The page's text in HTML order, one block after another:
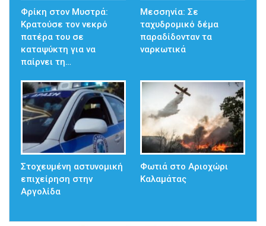
Φρίκη στον Μυστρά:
Κρατούσε τον νεκρό
πατέρα του σε
καταψύκτη για να
παίρνει τη…
Μεσσηνία: Σε
ταχυδρομικό δέμα
παραδίδονταν τα
ναρκωτικά
Στοχευμένη αστυνομική
επιχείρηση στην
Αργολίδα
Φωτιά στο Αριοχώρι
Καλαμάτας